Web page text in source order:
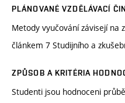
PLÁNOVANÉ VZDĚLÁVACÍ
Metody vyučování závisejí na
článkem 7 Studijního a
ZPŮSOB A KRITÉRIA
Studenti jsou hodnoceni